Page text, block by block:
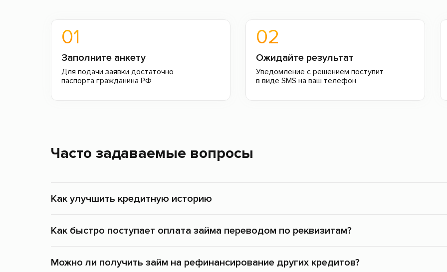
01
Заполните анкету
Для подачи заявки достаточно
паспорта гражданина РФ
02
Ожидайте результат
Уведомление с решением поступит
в виде SMS на ваш телефон
Часто задаваемые вопросы
Как улучшить кредитную историю
Как быстро поступает оплата займа переводом по реквизитам?
Можно ли получить займ на рефинансирование других кредитов?